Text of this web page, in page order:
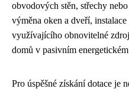
obvodových stěn, střechy
výměna oken a dveří,
využívajícího obnovitelné
domů v pasivním
Pro úspěšné získání dotace je